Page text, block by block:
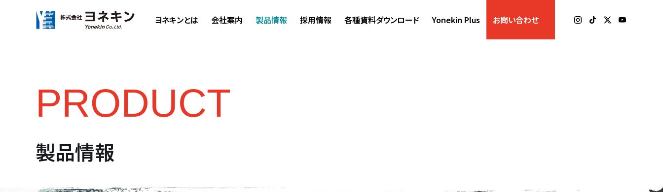
ヨネキンとは 会社案内 製品情報 採用情報 各種資料ダウンロード Yonekin Plus お問い合わせ
PRODUCT
製品情報